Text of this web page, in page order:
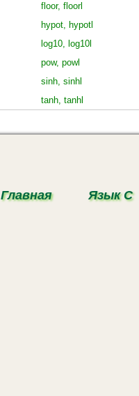
floor, floorl
hypot, hypotl
log10, log10l
pow, powl
sinh, sinhl
tanh, tanhl
Главная Язык С